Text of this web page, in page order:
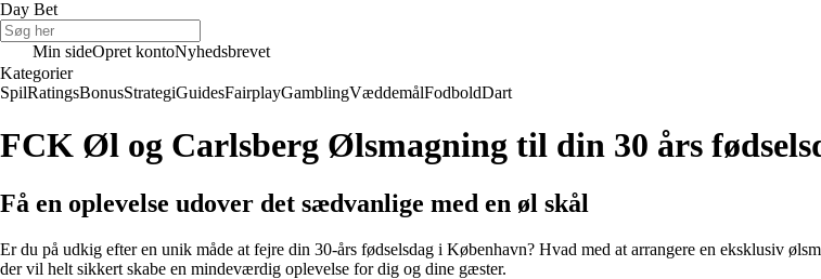
Day Bet
Min sideOpret kontoNyhedsbrevet
Kategorier
SpilRatingsBonusStrategiGuidesFairplayGamblingVæddemålFodboldDart
FCK Øl og Carlsberg Ølsmagning til din 30 års
Få en oplevelse udover det sædvanlige med en øl skål
Er du på udkig efter en unik måde at fejre din 30-års fødselsdag i København? Hvad med at arrangere en eksklusiv
der vil helt sikkert skabe en mindeværdig oplevelse for dig og dine gæster.